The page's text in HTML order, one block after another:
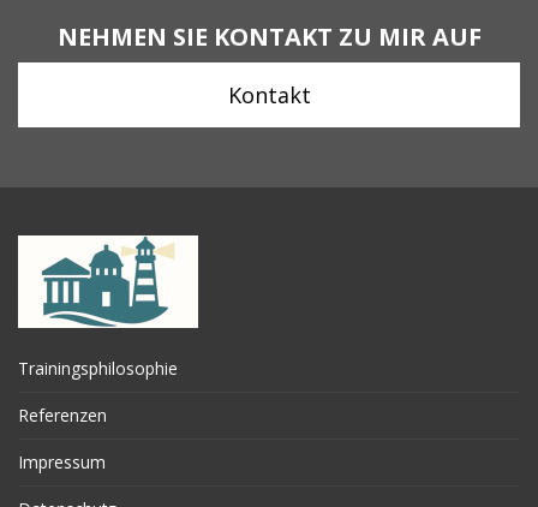
NEHMEN SIE KONTAKT ZU MIR AUF
Kontakt
Trainingsphilosophie
Referenzen
Impressum